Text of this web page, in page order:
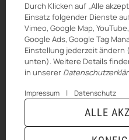
* Alle Preise
Durch Klicken auf „Alle
Einsatz folgender Dienste
Vimeo, Google Map,
Google Ads, Google Tag
Einstellung jederzeit ändern
unten). Weitere Details
in unserer
Impressum | Datenschutz
ALLE